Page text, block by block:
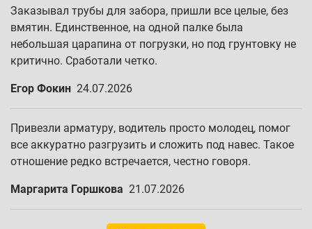
Заказывал трубы для забора, пришли все целые, без
вмятин. Единственное, на одной палке была
небольшая царапина от погрузки, но под грунтовку не
критично. Сработали четко.
Егор Фокин 24.07.2026
Привезли арматуру, водитель просто молодец, помог
все аккуратно разгрузить и сложить под навес. Такое
отношение редко встречается, честно говоря.
Маргарита Горшкова 21.07.2026